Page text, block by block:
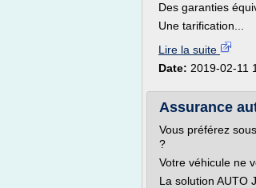
Des garanties
Une tarification...
Lire la suite
Date: 2019-02-11
Assurance
Vous préférez
?
Votre véhicule ne
La solution AUTO